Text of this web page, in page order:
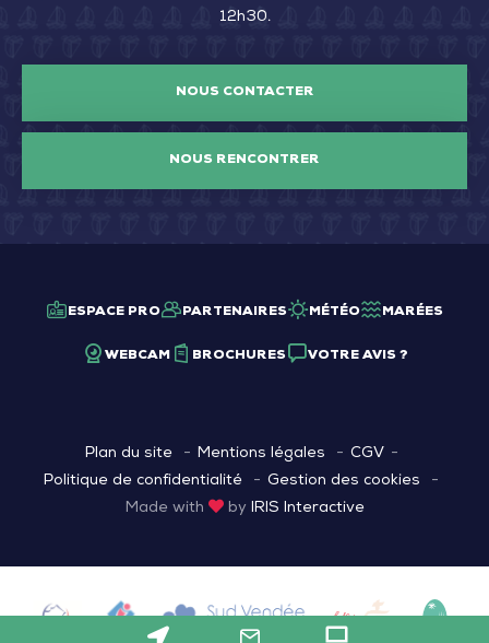
12h30.
NOUS CONTACTER
NOUS RENCONTRER
ESPACE PRO PARTENAIRES MÉTÉO MARÉES
WEBCAM BROCHURES VOTRE AVIS ?
Plan du site Mentions légales
CGV
Politique de confidentialité
Gestion des cookies
Made with
by IRIS Interactive